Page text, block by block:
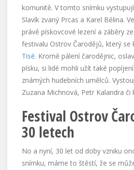
komunitě. V tomto snímku
Slavík zvaný Prcas a Karel Bělina.
právě pískovcové lezení a záběry
festivalu Ostrov Čarodějů, který se
Tisé. Kromě pálení čarodějnic,
písku, si lidé mohli užít také
známých hudebních umělců.
Zuzana Michnová, Petr Kalandra či
Festival Ostrov
30 letech
No a nyní, 30 let od doby vzniku
snímku, máme to štěstí, že se